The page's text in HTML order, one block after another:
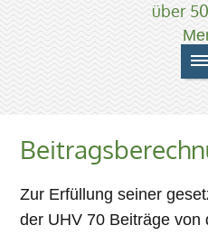
über
Zur Erfüllung seiner
der UHV 70 Beiträge von